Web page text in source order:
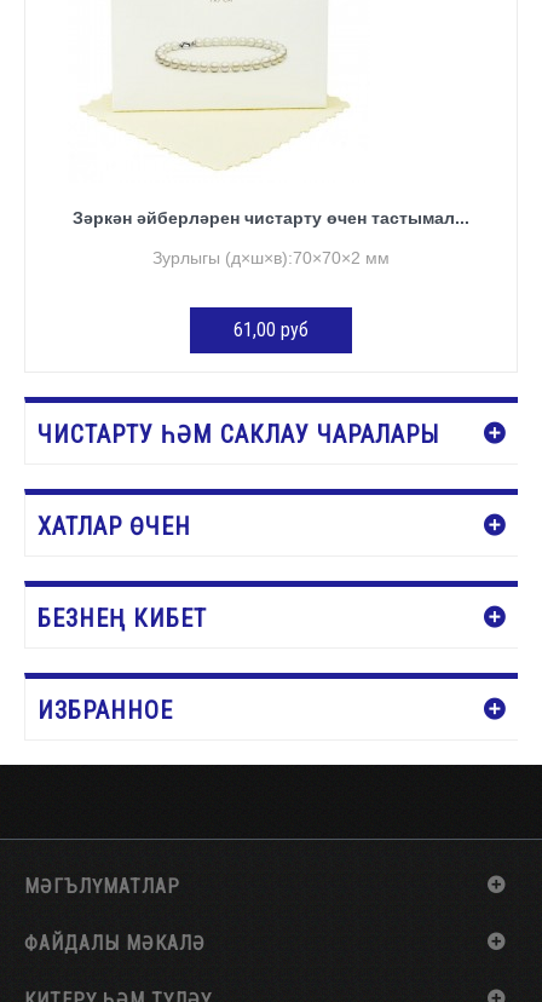
Зәркән әйберләрен чистарту өчен тастымал...
Зурлыгы (д×ш×в):70×70×2 мм
61,00 руб
ЧИСТАРТУ ҺӘМ САКЛАУ ЧАРАЛАРЫ
ХАТЛАР ӨЧЕН
БЕЗНЕҢ КИБЕТ
ИЗБРАННОЕ
МӘГЪЛҮМАТЛАР
ФАЙДАЛЫ МӘКАЛӘ